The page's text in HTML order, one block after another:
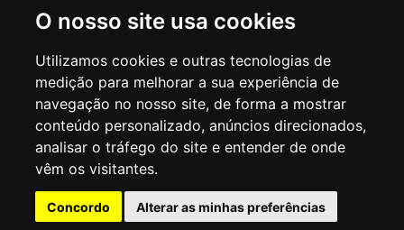
O nosso site usa cookies
Utilizamos cookies e outras tecnologias de
medição para melhorar a sua experiência de
navegação no nosso site, de forma a mostrar
conteúdo personalizado, anúncios direcionados,
analisar o tráfego do site e entender de onde
vêm os visitantes.
Concordo Alterar as minhas preferências
SECRETARIA DE EDUCAÇÃO
Rua Claudino Barbosa, 313 - Macedo - Guarulhos/SP CEP 07113-040
Central de Atendimento: *55 11 2475-7300